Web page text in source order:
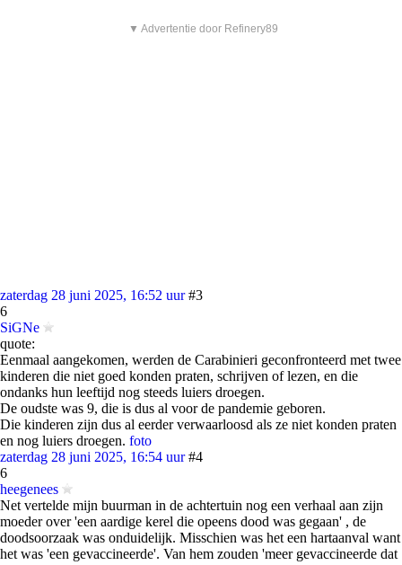
▼ Advertentie door Refinery89
zaterdag 28 juni 2025, 16:52 uur #3
6
SiGNe
quote:
Eenmaal aangekomen, werden de Carabinieri geconfronteerd met twee
kinderen die niet goed konden praten, schrijven of lezen, en die
ondanks hun leeftijd nog steeds luiers droegen.
De oudste was 9, die is dus al voor de pandemie geboren.
Die kinderen zijn dus al eerder verwaarloosd als ze niet konden praten
en nog luiers droegen. foto
zaterdag 28 juni 2025, 16:54 uur #4
6
heegenees
Net vertelde mijn buurman in de achtertuin nog een verhaal aan zijn
moeder over 'een aardige kerel die opeens dood was gegaan' , de
doodsoorzaak was onduidelijk. Misschien was het een hartaanval want
het was 'een gevaccineerde'. Van hem zouden 'meer gevaccineerde dat